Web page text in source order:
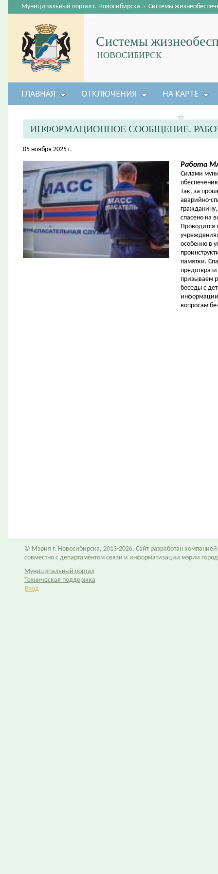
Системы
НОВОСИБИРСК
Муниципальный портал г. Новосибирска › Системы
ГЛАВНАЯ ОТКЛЮЧЕНИЯ НА КАРТЕ
ИНФОРМАЦИОННОЕ СООБЩЕНИЕ.
05 ноября 2025 г.
Работа
Силами
Так, за
аварийно-
спасено на
Проводится
особенно в
памятки.
призываем
беседы с
вопросам
© Мэрия г. Новосибирска, 2013-2026. Сайт разработан компанией
совместно с департаментом связи и информатизации мэрии
Муниципальный портал
Техническая поддержка
Вход